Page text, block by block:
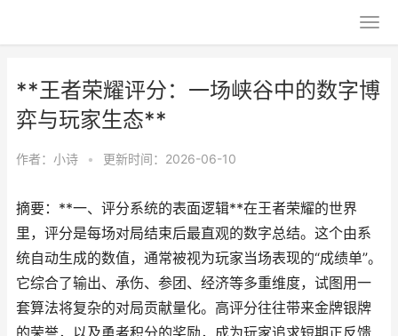
**王者荣耀评分：一场峡谷中的数字博
弈与玩家生态**
作者： 小诗 • 更新时间：2026-06-10
摘要：**一、评分系统的表面逻辑**在王者荣耀的世界
里，评分是每场对局结束后最直观的数字总结。这个由系
统自动生成的数值，通常被视为玩家当场表现的“成绩单”。
它综合了输出、承伤、参团、经济等多重维度，试图用一
套算法将复杂的对局贡献量化。高评分往往带来金牌银牌